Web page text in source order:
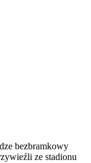
bezbramkowy
ze stadionu